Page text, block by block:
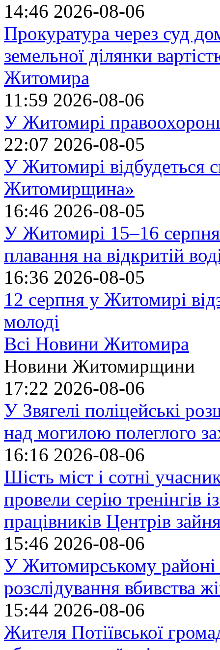
14:46 2026-08-06
Прокуратура через суд
земельної ділянки
Житомира
11:59 2026-08-06
У Житомирі
22:07 2026-08-05
У Житомирі відбудеться
Житомирщина»
16:46 2026-08-05
У Житомирі 15–16 серпня
плавання на відкритій
16:36 2026-08-05
12 серпня у Житомирі
молоді
Всі Новини Житомира
Новини Житомирщини
17:22 2026-08-06
У Звягелі поліцейські
над могилою полеглого
16:16 2026-08-06
Шість міст і сотні
провели серію тренінгів
працівників Центрів
15:46 2026-08-06
У Житомирському районі
розслідування вбивства
15:44 2026-08-06
Жителя Потіївської